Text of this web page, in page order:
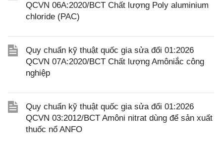
QCVN 06A:2020/BCT Chất lượng Poly aluminium
chloride (PAC)
Quy chuẩn kỹ thuật quốc gia sửa đổi 01:2026
QCVN 07A:2020/BCT Chất lượng Amôniắc công
nghiệp
Quy chuẩn kỹ thuật quốc gia sửa đổi 01:2026
QCVN 03:2012/BCT Amôni nitrat dùng để sản xuất
thuốc nổ ANFO